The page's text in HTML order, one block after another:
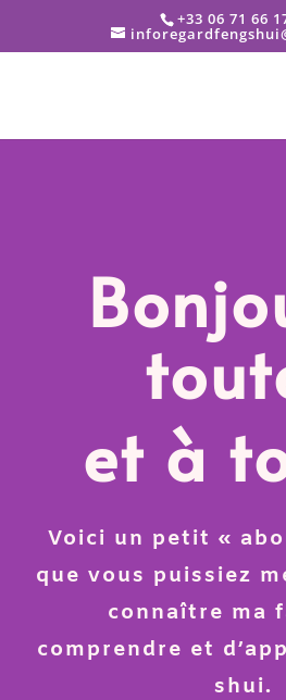
+33 06 71 66
et à
Voici un petit «
que vous puissiez
connaître ma
comprendre et
shui.